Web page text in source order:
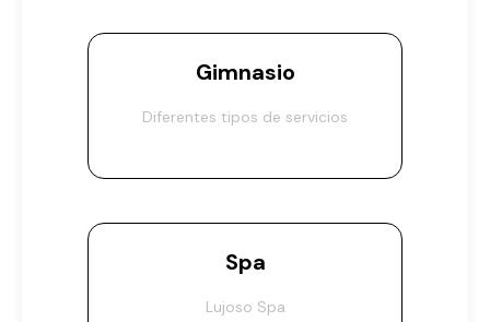
Gimnasio
Diferentes tipos de servicios
Spa
Lujoso Spa